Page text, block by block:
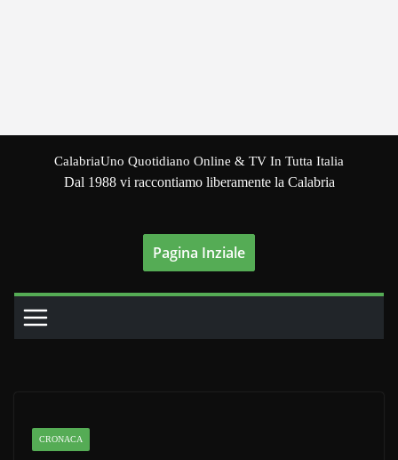
CalabriaUno Quotidiano Online & TV In Tutta Italia
Dal 1988 vi raccontiamo liberamente la Calabria
Pagina Inziale
CRONACA